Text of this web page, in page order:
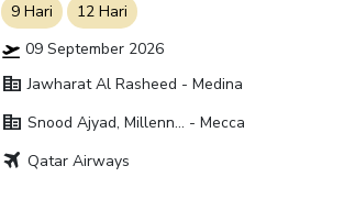
9 Hari
12 Hari
09 September 2026
corporate_fare Jawharat Al Rasheed - Medina
corporate_fare Snood Ajyad, Millenn... - Mecca
travel Qatar Airways